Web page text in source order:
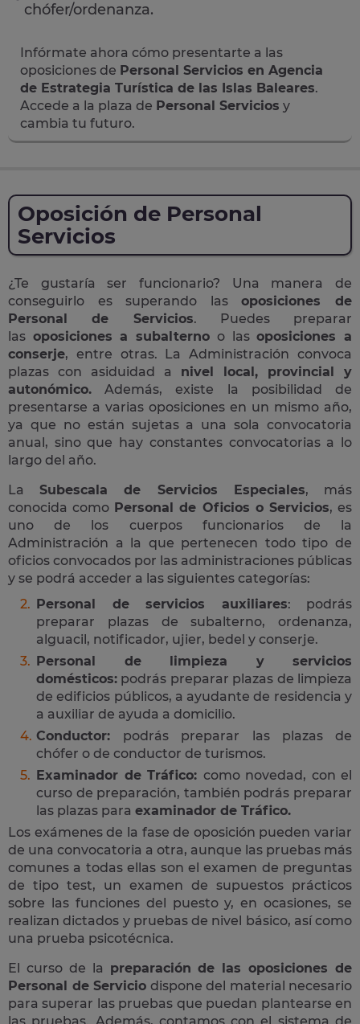
chófer/ordenanza.
Infórmate ahora cómo presentarte a las
oposiciones de Personal Servicios en Agencia
de Estrategia Turística de las Islas Baleares.
Accede a la plaza de Personal Servicios y
cambia tu futuro.
Oposición de Personal
Servicios
¿Te gustaría ser funcionario? Una manera de
conseguirlo es superando lasoposiciones de
Personal de Servicios. Puedes preparar
las oposiciones a subalterno o lasoposiciones a
conserje, entre otras. La Administración convoca
plazas con asiduidad a nivel local, provincial y
autonómico. Además, existe la posibilidad de
presentarse a varias oposiciones en un mismo año,
ya que no están sujetas a una sola convocatoria
anual, sino que hay constantes convocatorias a lo
largo del año.
LaSubescala de Servicios Especiales, más
conocida como Personal de Oficios o Servicios, es
uno de los cuerpos funcionarios de la
Administración a la que pertenecen todo tipo de
oficios convocados por las administraciones públicas
y se podrá acceder a las siguientes categorías:
Personal de servicios auxiliares: podrás
preparar plazas de subalterno, ordenanza,
alguacil, notificador, ujier, bedel y conserje.
Personal de limpieza y servicios
domésticos: podrás preparar plazas de limpieza
de edificios públicos, a ayudante de residencia y
a auxiliar de ayuda a domicilio.
Conductor: podrás preparar las plazas de
chófer o de conductor de turismos.
Examinador de Tráfico: como novedad, con el
curso de preparación, también podrás preparar
las plazas para examinador de Tráfico.
Los exámenes de la fase de oposición pueden variar
de una convocatoria a otra, aunque las pruebas más
comunes a todas ellas son el examen de preguntas
de tipo test, un examen de supuestos prácticos
sobre las funciones del puesto y, en ocasiones, se
realizan dictados y pruebas de nivel básico, así como
una prueba psicotécnica.
El curso de la preparación de las oposiciones de
Personal de Servicio dispone del material necesario
para superar las pruebas que puedan plantearse en